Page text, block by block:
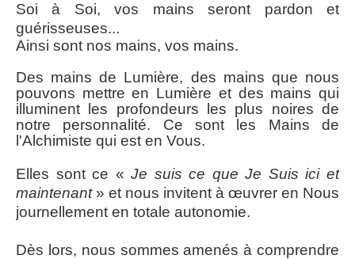
Soi à Soi, vos mains seront pardon et
guérisseuses...
Ainsi sont nos mains, vos mains.
Des mains de Lumière, des mains que nous
pouvons mettre en Lumière et des mains qui
illuminent les profondeurs les plus noires de
notre personnalité. Ce sont les Mains de
l'Alchimiste qui est en Vous.
Elles sont ce «Je suis ce que Je Suis ici et
maintenant» et nous invitent à œuvrer en Nous
journellement en totale autonomie.
Dès lors, nous sommes amenés à comprendre